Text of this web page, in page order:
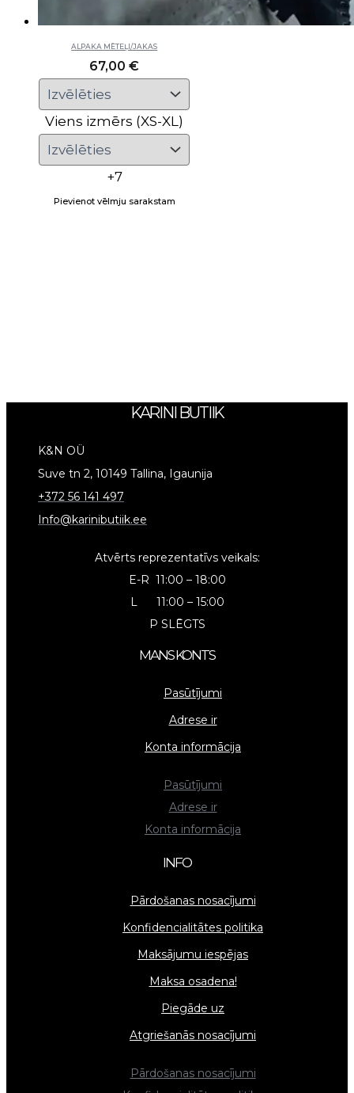
ALPAKA MĒTEĻI/JAKAS
67,00€
Viens izmērs (XS-XL)
+7
Pievienot vēlmju sarakstam
KARINI BUTIIK
K&N OÜ
Suve tn 2, 10149 Tallina, Igaunija
+372 56 141 497
Info@karinibutiik.ee
Atvērts reprezentatīvs veikals:
E-R 11:00 – 18:00
L 11:00 – 15:00
P SLĒGTS
MANS KONTS
Pasūtījumi
Adrese ir
Konta informācija
Pasūtījumi
Adrese ir
Konta informācija
INFO
Pārdošanas nosacījumi
Konfidencialitātes politika
Maksājumu iespējas
Maksa osadena!
Piegāde uz
Atgriešanās nosacījumi
Pārdošanas nosacījumi